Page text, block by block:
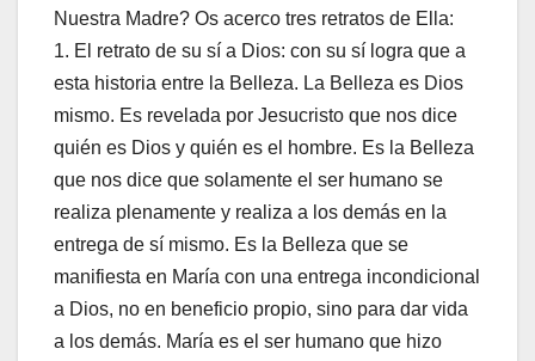
Nuestra Madre? Os acerco tres retratos de Ella:
1. El retrato de su sí a Dios: con su sí logra que a
esta historia entre la Belleza. La Belleza es Dios
mismo. Es revelada por Jesucristo que nos dice
quién es Dios y quién es el hombre. Es la Belleza
que nos dice que solamente el ser humano se
realiza plenamente y realiza a los demás en la
entrega de sí mismo. Es la Belleza que se
manifiesta en María con una entrega incondicional
a Dios, no en beneficio propio, sino para dar vida
a los demás. María es el ser humano que hizo